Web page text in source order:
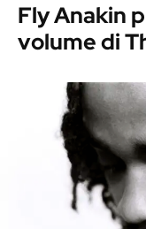
Fly Anakin
volume di